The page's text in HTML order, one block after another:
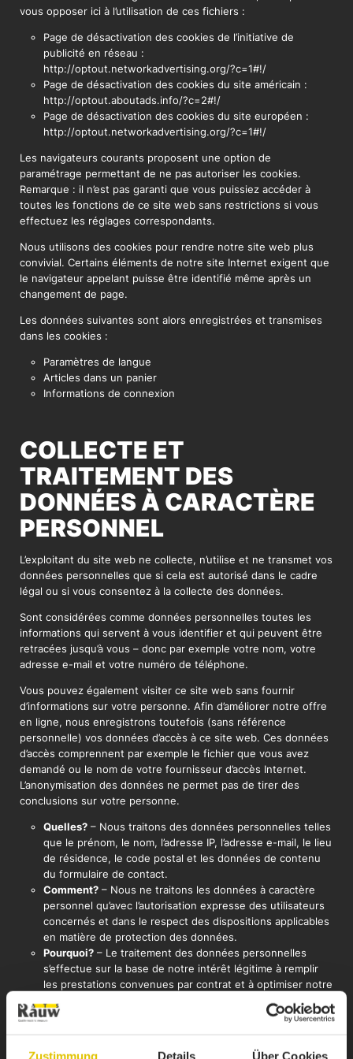
Zustimmung Details Über Cookies
vous opposer ici à l’utilisation de ces fichiers :
Page de désactivation des cookies de l’initiative de
publicité en réseau :
http://optout.networkadvertising.org/?c=1#!/
Page de désactivation des cookies du site américain :
http://optout.aboutads.info/?c=2#!/
Page de désactivation des cookies du site européen :
http://optout.networkadvertising.org/?c=1#!/
Les navigateurs courants proposent une option de
paramétrage permettant de ne pas autoriser les cookies.
Remarque : il n’est pas garanti que vous puissiez accéder à
toutes les fonctions de ce site web sans restrictions si vous
effectuez les réglages correspondants.
Nous utilisons des cookies pour rendre notre site web plus
convivial. Certains éléments de notre site Internet exigent que
le navigateur appelant puisse être identifié même après un
changement de page.
Les données suivantes sont alors enregistrées et transmises
dans les cookies :
Paramètres de langue
Articles dans un panier
Informations de connexion
COLLECTE ET
TRAITEMENT DES
DONNÉES À CARACTÈRE
PERSONNEL
L’exploitant du site web ne collecte, n’utilise et ne transmet vos
données personnelles que si cela est autorisé dans le cadre
légal ou si vous consentez à la collecte des données.
Sont considérées comme données personnelles toutes les
informations qui servent à vous identifier et qui peuvent être
retracées jusqu’à vous – donc par exemple votre nom, votre
adresse e-mail et votre numéro de téléphone.
Vous pouvez également visiter ce site web sans fournir
d’informations sur votre personne. Afin d’améliorer notre offre
en ligne, nous enregistrons toutefois (sans référence
personnelle) vos données d’accès à ce site web. Ces données
d’accès comprennent par exemple le fichier que vous avez
demandé ou le nom de votre fournisseur d’accès Internet.
L’anonymisation des données ne permet pas de tirer des
conclusions sur votre personne.
Quelles? – Nous traitons des données personnelles telles
que le prénom, le nom, l’adresse IP, l’adresse e-mail, le lieu
de résidence, le code postal et les données de contenu
du formulaire de contact.
Comment? – Nous ne traitons les données à caractère
personnel qu’avec l’autorisation expresse des utilisateurs
concernés et dans le respect des dispositions applicables
en matière de protection des données.
Pourquoi? – Le traitement des données personnelles
s’effectue sur la base de notre intérêt légitime à remplir
les prestations convenues par contrat et à optimiser notre